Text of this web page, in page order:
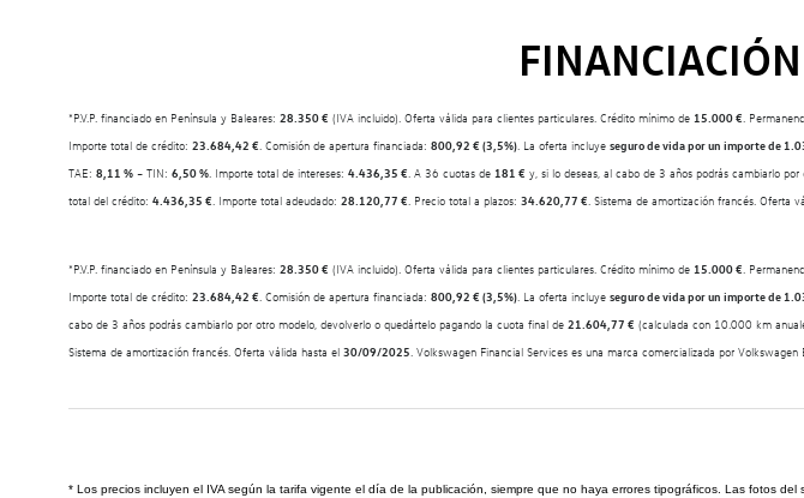
*P.V.P. financiado en Península y Baleares: 28.350 € (IVA incluido). Oferta válida para clientes particulares. Crédito mínimo de 15.000 €.
Importe total de crédito: 23.684,42 €. Comisión de apertura financiada: 800,92 € (3,5%). La oferta incluye seguro de vida por un importe de
TAE: 8,11 % – TIN: 6,50 %. Importe total de intereses: 4.436,35 €. A 36 cuotas de 181 € y, si lo deseas, al cabo de 3 años podrás cambiarlo
total del crédito: 4.436,35 €. Importe total adeudado: 28.120,77 €. Precio total a plazos: 34.620,77 €. Sistema de amortización francés. Oferta
*P.V.P. financiado en Península y Baleares: 28.350 € (IVA incluido). Oferta válida para clientes particulares. Crédito mínimo de 15.000 €.
Importe total de crédito: 23.684,42 €. Comisión de apertura financiada: 800,92 € (3,5%). La oferta incluye seguro de vida por un importe de
cabo de 3 años podrás cambiarlo por otro modelo, devolverlo o quedártelo pagando la cuota final de 21.604,77 € (calculada con 10.000 km
Sistema de amortización francés. Oferta válida hasta el 30/09/2025. Volkswagen Financial Services es una marca comercializada por Volkswagen
* Los precios incluyen el IVA según la tarifa vigente el día de la publicación, siempre que no haya errores tipográficos. Las fotos